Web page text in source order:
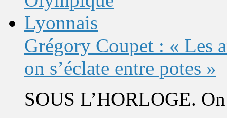
Grégory Coupet : « Les
on s’éclate entre potes »
SOUS L’HORLOGE.